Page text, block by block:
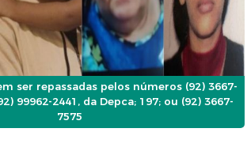
ser repassadas pelos números (92) 3667-
99962-2441, da Depca; 197; ou (92) 3667-
7575